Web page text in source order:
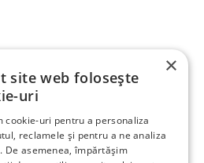
×
site web folosește
uri
cookie-uri pentru a personaliza
reclamele și pentru a ne analiza
De asemenea, împărtășim